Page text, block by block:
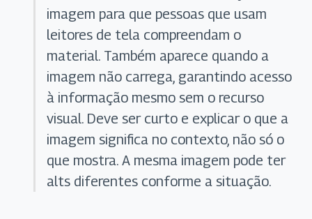
imagem para que pessoas que usam
leitores de tela compreendam o
material. Também aparece quando a
imagem não carrega, garantindo acesso
à informação mesmo sem o recurso
visual. Deve ser curto e explicar o que a
imagem significa no contexto, não só o
que mostra. A mesma imagem pode ter
alts diferentes conforme a situação.